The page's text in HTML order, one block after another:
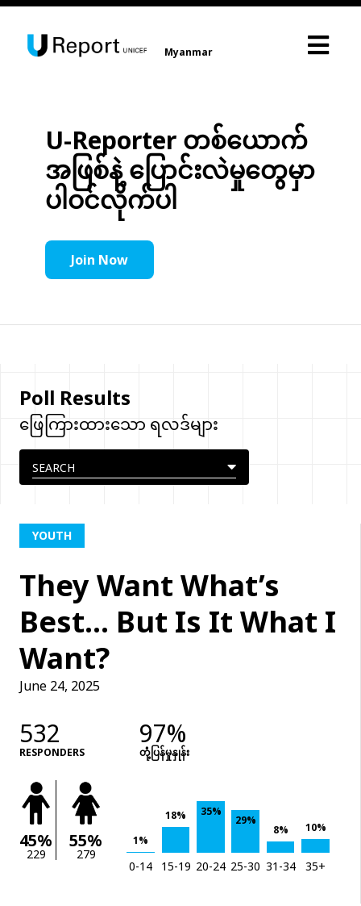
Myanmar
U-Reporter တစ်ယောက်
အဖြစ်နဲ့ ပြောင်းလဲမှုတွေမှာ
ပါဝင်လိုက်ပါ
Join Now
Poll Results
ဖြေကြားထားသော ရလဒ်များ
YOUTH
They Want What’s
Best… But Is It What I
Want?
June 24, 2025
532
RESPONDERS
97%
တုံံ့ပြန်မှုနှုန်း
45%
229
55%
279
1%
18% 35%
29%
8% 10%
0-14 15-19 20-24 25-30 31-34 35+